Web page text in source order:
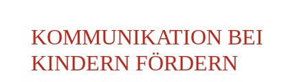
KOMMUNIKATION BEI
KINDERN FÖRDERN